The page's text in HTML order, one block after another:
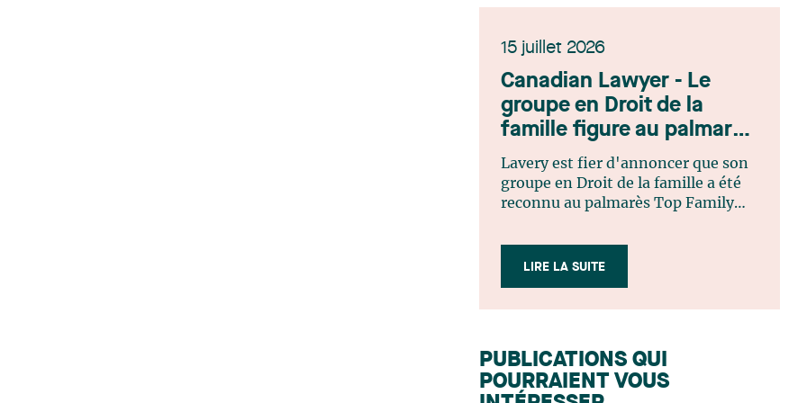
15 juillet 2026
Canadian Lawyer - Le
groupe en Droit de la
famille figure au palmarès
Top Family Law Firm
Teams 2026
Lavery est fier d'annoncer que son
groupe en Droit de la famille a été
reconnu au palmarès Top Family
Lawyer. Cette reconnaissance est le
fruit d'un processus de sélection
d'une évaluation par un jury
indépendant composé de praticiens
LIRE LA SUITE
PUBLICATIONS QUI
POURRAIENT VOUS